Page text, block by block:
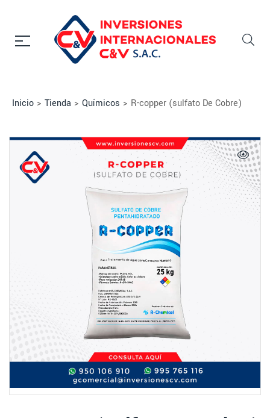
Inicio > Tienda > Químicos > R-copper (sulfato De Cobre)